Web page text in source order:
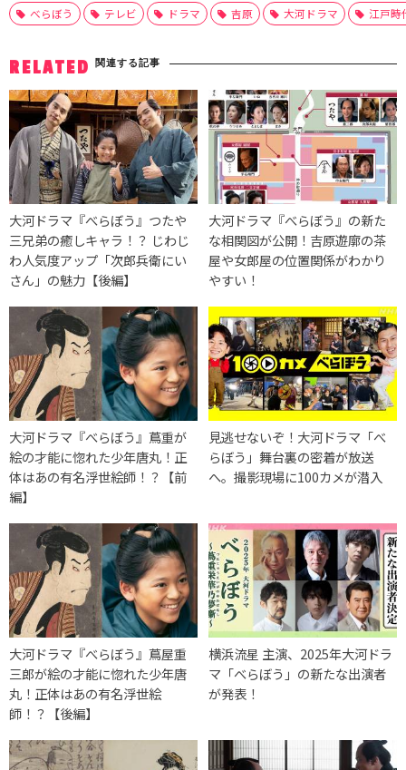
べらぼう テレビ ドラマ 吉原 大河ドラマ 江戸時
RELATED 関連する記事
大河ドラマ『べらぼう』つたや
三兄弟の癒しキャラ！？ じわじ
わ人気度アップ「次郎兵衛にい
さん」の魅力【後編】
大河ドラマ『べらぼう』の新た
な相関図が公開！吉原遊廓の茶
屋や女郎屋の位置関係がわかり
やすい！
大河ドラマ『べらぼう』蔦重が
絵の才能に惚れた少年唐丸！正
体はあの有名浮世絵師！？【前
編】
見逃せないぞ！大河ドラマ「べ
らぼう」舞台裏の密着が放送
へ。撮影現場に100カメが潜入
大河ドラマ『べらぼう』蔦屋重
三郎が絵の才能に惚れた少年唐
丸！正体はあの有名浮世絵
師！？【後編】
横浜流星 主演、2025年大河ドラ
マ「べらぼう」の新たな出演者
が発表！